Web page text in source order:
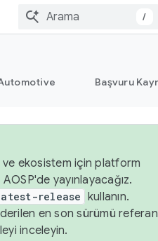
/
Başvuru
ve ekosistem için platform
yayınlayacağız.
release kullanın.
en son sürümü
inceleyin.